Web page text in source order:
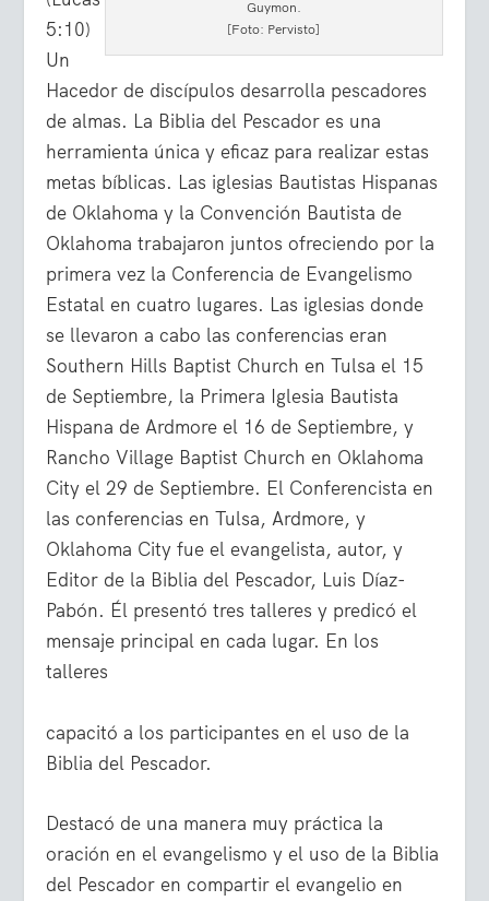
Guymon.
[Foto: Pervisto]
5:10)
Un
Hacedor de discípulos desarrolla pescadores
de almas. La Biblia del Pescador es una
herramienta única y eficaz para realizar estas
metas bíblicas. Las iglesias Bautistas Hispanas
de Oklahoma y la Convención Bautista de
Oklahoma trabajaron juntos ofreciendo por la
primera vez la Conferencia de Evangelismo
Estatal en cuatro lugares. Las iglesias donde
se llevaron a cabo las conferencias eran
Southern Hills Baptist Church en Tulsa el 15
de Septiembre, la Primera Iglesia Bautista
Hispana de Ardmore el 16 de Septiembre, y
Rancho Village Baptist Church en Oklahoma
City el 29 de Septiembre. El Conferencista en
las conferencias en Tulsa, Ardmore, y
Oklahoma City fue el evangelista, autor, y
Editor de la Biblia del Pescador, Luis Díaz-
Pabón. Él presentó tres talleres y predicó el
mensaje principal en cada lugar. En los
talleres
capacitó a los participantes en el uso de la
Biblia del Pescador.
Destacó de una manera muy práctica la
oración en el evangelismo y el uso de la Biblia
del Pescador en compartir el evangelio en